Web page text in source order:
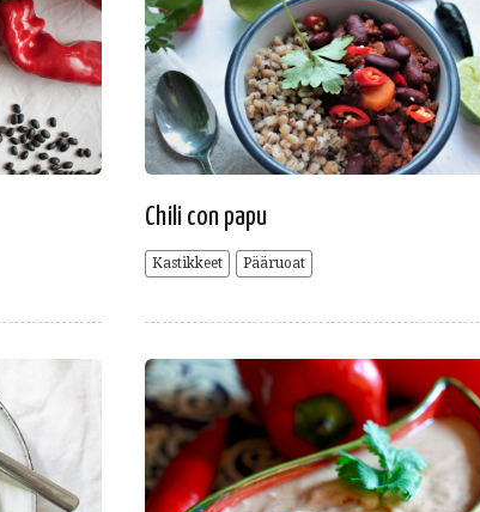
Chili con papu
Kastikkeet Pääruoat